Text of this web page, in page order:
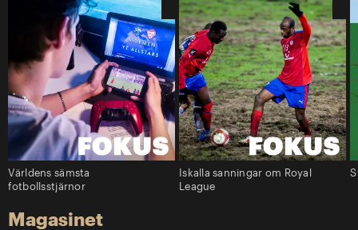
Världens sämsta
fotbollsstjärnor
Iskalla sanningar om Royal
League
Magasinet